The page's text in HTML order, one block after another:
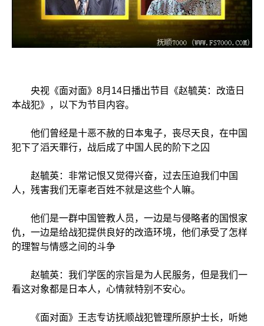
央视《面对面》8月14日播出节目《赵毓英：改造日
本战犯》，以下为节目内容。
他们曾经是十恶不赦的日本鬼子，丧尽天良，在中国
犯下了滔天罪行，战后成了中国人民的阶下之囚
赵毓英：非常记恨又觉得兴奋，过去压迫我们中国
人，残害我们无辜老百姓不就是这些个人嘛。
他们是一群中国管教人员，一边是与侵略者的国恨家
仇，一边是给战犯提供良好的改造环境，他们承受了怎样
的理智与情感之间的斗争
赵毓英：我们学医的宗旨是为人民服务，但是我们一
看这对象都是日本人，心情就特别不安心。
《面对面》王志专访抚顺战犯管理所原护士长，听她